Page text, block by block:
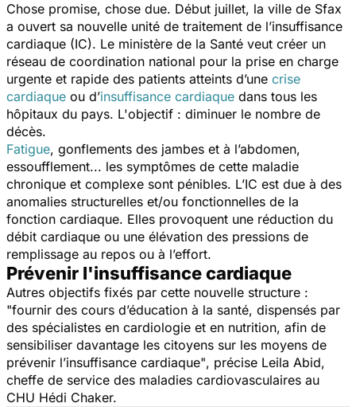
Chose promise, chose due. Début juillet, la ville de Sfax
a ouvert sa nouvelle unité de traitement de l’insuffisance
cardiaque (IC). Le ministère de la Santé veut créer un
réseau de coordination national pour la prise en charge
urgente et rapide des patients atteints d’une crise
cardiaque ou d’insuffisance cardiaque dans tous les
hôpitaux du pays. L'objectif : diminuer le nombre de
décès.
Fatigue, gonflements des jambes et à l’abdomen,
essoufflement... les symptômes de cette maladie
chronique et complexe sont pénibles. L’IC est due à des
anomalies structurelles et/ou fonctionnelles de la
fonction cardiaque. Elles provoquent une réduction du
débit cardiaque ou une élévation des pressions de
remplissage au repos ou à l’effort.
Prévenir l'insuffisance cardiaque
Autres objectifs fixés par cette nouvelle structure :
"fournir des cours d’éducation à la santé, dispensés par
des spécialistes en cardiologie et en nutrition, afin de
sensibiliser davantage les citoyens sur les moyens de
prévenir l’insuffisance cardiaque", précise Leila Abid,
cheffe de service des maladies cardiovasculaires au
CHU Hédi Chaker.